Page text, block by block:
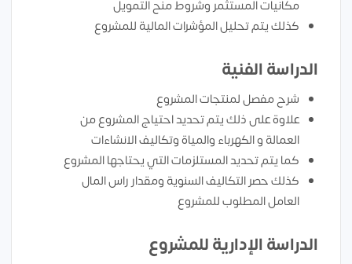
مكانيات المستثمر وشروط منح التمويل
كذلك يتم تحليل المؤشرات المالية للمشروع
الدراسة الفنية
شرح مفصل لمنتجات المشروع
علاوة على ذلك يتم تحديد احتياج المشروع من
العمالة و الكهرباء والمياة وتكاليف الانشاءات
كما يتم تحديد المستلزمات التي يحتاجها المشروع
كذلك حصر التكاليف السنوية ومقدار راس المال
العامل المطلوب للمشروع
الدراسة الإدارية للمشروع